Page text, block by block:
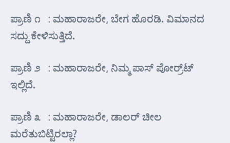
ಪ್ರಾಣಿ ೧ : ಮಹಾರಾಜರೇ, ಬೇಗ ಹೊರಡಿ. ವಿಮಾನದ
ಸದ್ದು ಕೇಳಿಸುತ್ತಿದೆ.
ಪ್ರಾಣಿ ೨ : ಮಹಾರಾಜರೇ, ನಿಮ್ಮ ಪಾಸ್ ಪೋರ್ರ್‍ಟ್
ಇಲ್ಲಿದೆ.
ಪ್ರಾಣಿ ೩ : ಮಹಾರಾಜರೇ, ಡಾಲರ್ ಚೀಲ
ಮರೆತುಬಿಟ್ಟಿರಲ್ಲಾ?